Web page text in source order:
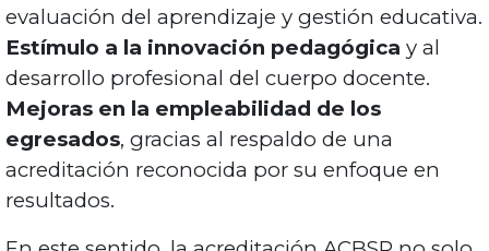
evaluación del aprendizaje y gestión educativa.
Estímulo a la innovación pedagógica y al
desarrollo profesional del cuerpo docente.
Mejoras en la empleabilidad de los
egresados, gracias al respaldo de una
acreditación reconocida por su enfoque en
resultados.